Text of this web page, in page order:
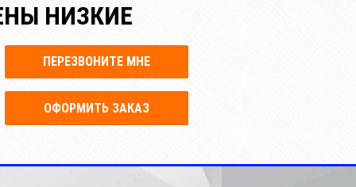
НИЗКИЕ
ПЕРЕЗВОНИТЕ МНЕ
ОФОРМИТЬ ЗАКАЗ